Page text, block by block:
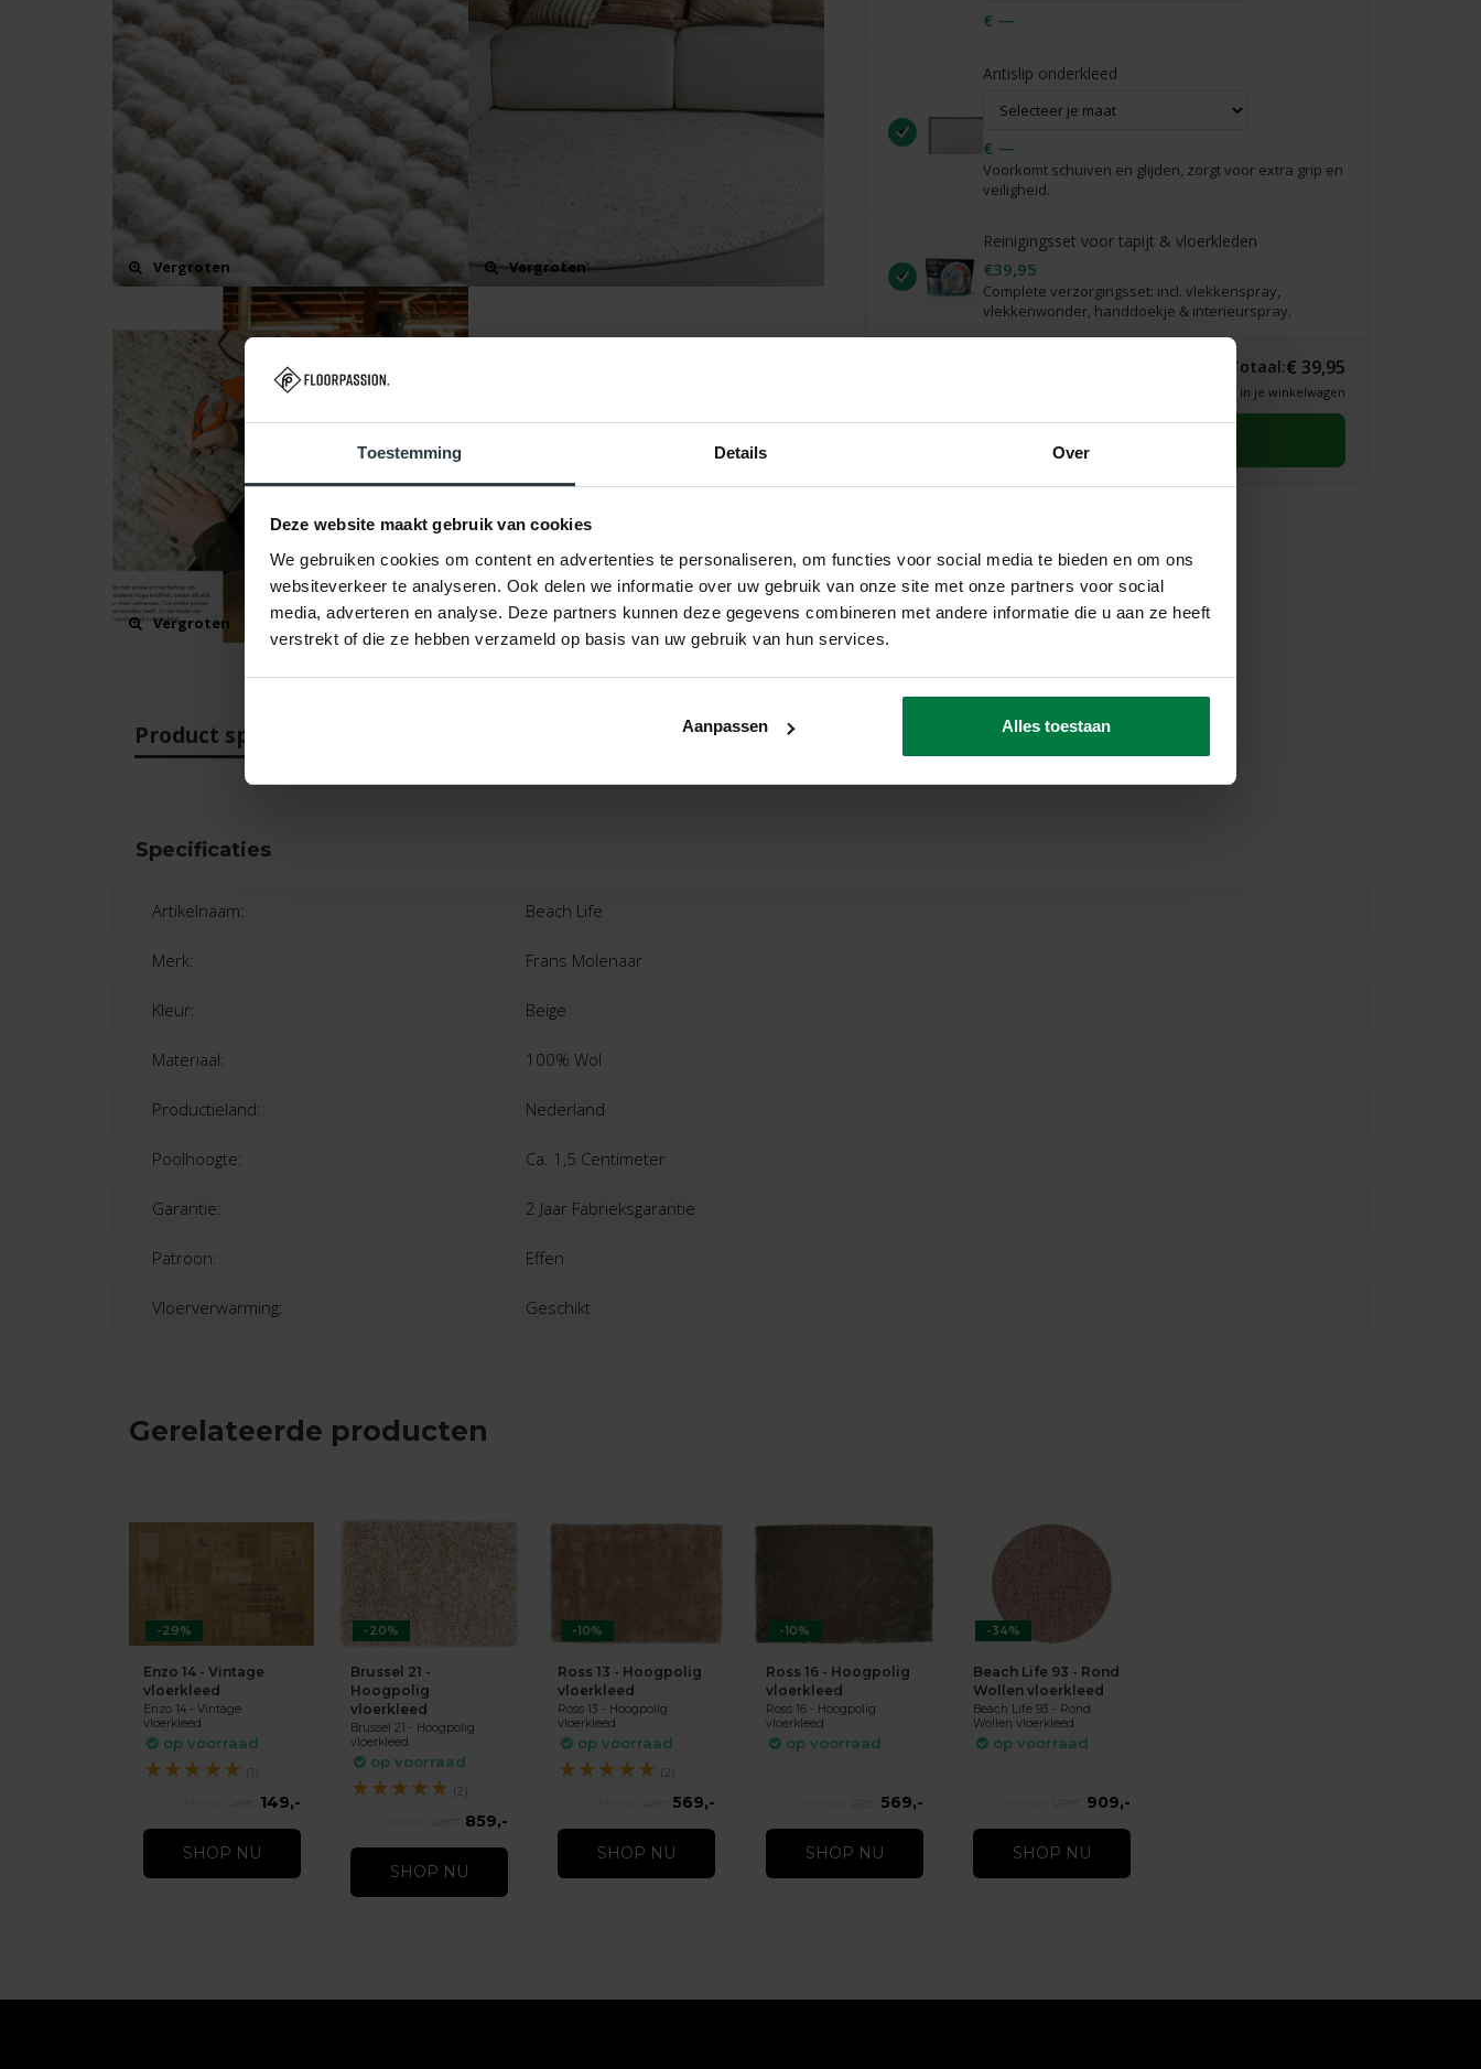
Toestemming Details Over
Deze website maakt gebruik van cookies
We gebruiken cookies om content en advertenties te personaliseren, om functies voor social media te bieden en om ons
websiteverkeer te analyseren. Ook delen we informatie over uw gebruik van onze site met onze partners voor social
media, adverteren en analyse. Deze partners kunnen deze gegevens combineren met andere informatie die u aan ze heeft
verstrekt of die ze hebben verzameld op basis van uw gebruik van hun services.
Aanpassen Alles toestaan
Vergroten Vergroten
Vergroten
€ —
Antislip onderkleed
€ —
Voorkomt schuiven en glijden, zorgt voor extra grip en
veiligheid.
Reinigingsset voor tapijt & vloerkleden
€39,95
Complete verzorgingsset: incl. vlekkenspray,
vlekkenwonder, handdoekje & interieurspray.
Totaal:€ 39,95
* Definitieve prijs zie je in je winkelwagen
Product specificaties Product
Specificaties
Artikelnaam: Beach Life
Merk: Frans Molenaar
Kleur: Beige
Materiaal: 100% Wol
Productieland: Nederland
Poolhoogte: Ca. 1,5 Centimeter
Garantie: 2 Jaar Fabrieksgarantie
Patroon: Effen
Vloerverwarming: Geschikt
Gerelateerde producten
-29%
Enzo 14 - Vintage
vloerkleed
Enzo 14 - Vintage
vloerkleed
op voorraad
★★★★★ (1)
149,-
SHOP NU
-20%
Brussel 21 -
Hoogpolig
vloerkleed
Brussel 21 - Hoogpolig
vloerkleed
op voorraad
★★★★★ (2)
859,-
SHOP NU
-10%
Ross 13 - Hoogpolig
vloerkleed
Ross 13 - Hoogpolig
vloerkleed
op voorraad
★★★★★ (2)
569,-
SHOP NU
-10%
Ross 16 - Hoogpolig
vloerkleed
Ross 16 - Hoogpolig
vloerkleed
op voorraad
569,-
SHOP NU
-34%
Beach Life 93 - Rond
Wollen vloerkleed
Beach Life 93 - Rond
Wollen vloerkleed
op voorraad
909,-
SHOP NU